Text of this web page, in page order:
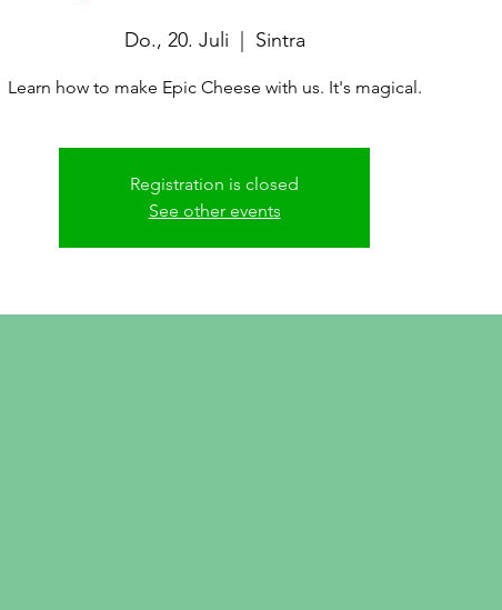
Do., 20. Juli Sintra
Learn how to make Epic Cheese with us. It's magical.
Registration is closed
See other events